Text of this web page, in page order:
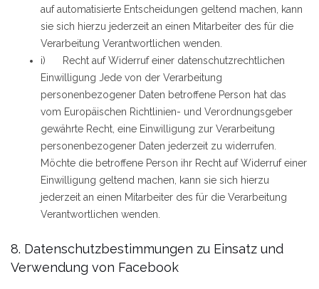
auf automatisierte Entscheidungen geltend machen, kann
sie sich hierzu jederzeit an einen Mitarbeiter des für die
Verarbeitung Verantwortlichen wenden.
i) Recht auf Widerruf einer datenschutzrechtlichen
Einwilligung Jede von der Verarbeitung
personenbezogener Daten betroffene Person hat das
vom Europäischen Richtlinien- und Verordnungsgeber
gewährte Recht, eine Einwilligung zur Verarbeitung
personenbezogener Daten jederzeit zu widerrufen.
Möchte die betroffene Person ihr Recht auf Widerruf einer
Einwilligung geltend machen, kann sie sich hierzu
jederzeit an einen Mitarbeiter des für die Verarbeitung
Verantwortlichen wenden.
8. Datenschutzbestimmungen zu Einsatz und
Verwendung von Facebook